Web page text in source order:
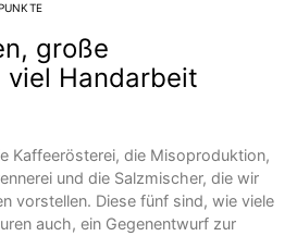
große
Handarbeit
Kaffeerösterei, die Misoproduktion,
und die Salzmischer, die wir
vorstellen. Diese fünf sind, wie viele
auch, ein Gegenentwurf zur